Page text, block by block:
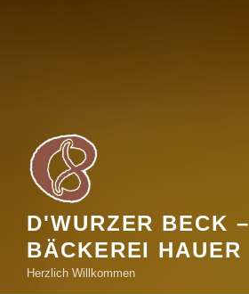
D'WURZER BECK –
BÄCKEREI HAUER
Herzlich Willkommen